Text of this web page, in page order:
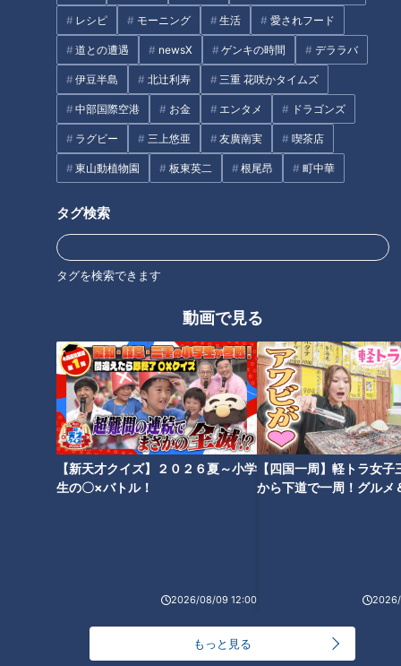
レシピ モーニング 生活 愛されフード
道との遭遇 newsX ゲンキの時間 デララバ
伊豆半島 北辻利寿 三重 花咲かタイムズ
中部国際空港 お金 エンタメ ドラゴンズ
ラグビー 三上悠亜 友廣南実 喫茶店
東山動植物園 板東英二 根尾昂 町中華
タグ検索
タグを検索できます
動画で見る
【新天才クイズ】２０２６夏～小学
生の〇×バトル！
2026/08/09 12:00
【四国一周】軽トラ女子
から下道で一周！グルメ
もっと見る
道との遭遇
「道との遭遇」動画
ミキがミチに出会うバラエティ！全国のユニークな「道」を変化球
目線で深掘り、とことん楽しむ！CBCテレビにて毎週火曜日よる
11:56から放送。見逃し配信あり。
ホームページ
ランキング
RANKING
週間